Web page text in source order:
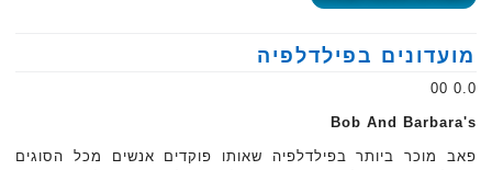
מועדונים בפילדלפיה
0.0 00
Bob And Barbara's
פאב מוכר ביותר בפילדלפיה שאותו פוקדים אנשים מכל הסוגים